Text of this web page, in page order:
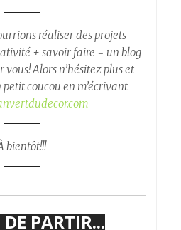
réaliser des projets
+ savoir faire = un blog
Alors n’hésitez plus et
coucou en m’écrivant
bientôt!!!